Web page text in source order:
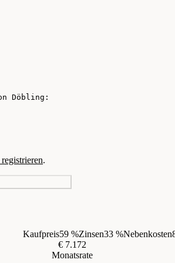
.
Kaufpreis59 %Zinsen33 %Nebenkosten
€ 7.172
Monatsrate